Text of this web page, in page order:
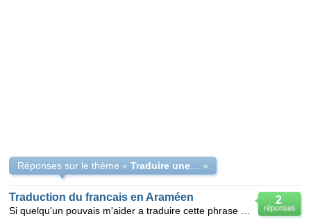
Réponses sur le thème « »
2
réponses
Traduction du francais en Araméen